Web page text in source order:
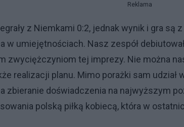
Reklama
z Niemkami 0:2, jednak wynik i gra są
w umiejętnościach. Nasz zespół
zwyciężczyniom tej imprezy. Nie można
realizacji planu. Mimo porażki sam
zbieranie doświadczenia na najwyższym
polską piłką kobiecą, która w